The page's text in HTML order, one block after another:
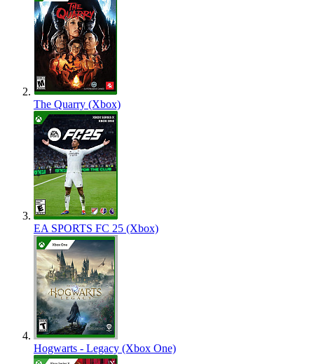
The Quarry (Xbox)
EA SPORTS FC 25 (Xbox)
Hogwarts - Legacy (Xbox One)